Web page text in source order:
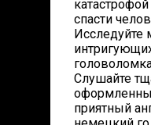
спасти
Исследуйте
Слушайте
приятный